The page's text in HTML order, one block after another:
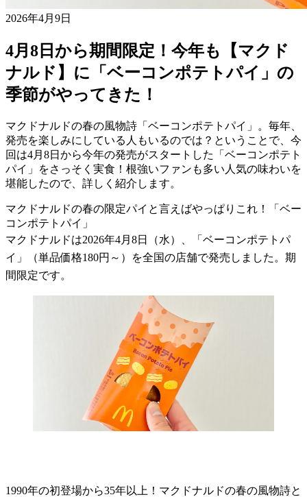
2026年4月9日
4月8日から期間限定！今年も【マクド
ナルド】に「ベーコンポテトパイ」の
季節がやってきた！
マクドナルドの春の風物詩「ベーコンポテトパイ」。毎年、
発売を楽しみにしている人もいるのでは？ということで、今
回は4月8日から今年の発売がスタートした「ベーコンポテト
パイ」をさっそく実食！根強いファンも多い人気の味わいを
堪能したので、詳しく紹介します。
マクドナルドの春の限定パイと言えばやっぱりこれ！「ベー
コンポテトパイ」
マクドナルドは2026年4月8日（水）、「ベーコンポテトパ
イ」（単品価格180円～）を全国の店舗で発売しました。期
間限定です。
1990年の初登場から35年以上！マクドナルドの春の風物詩と